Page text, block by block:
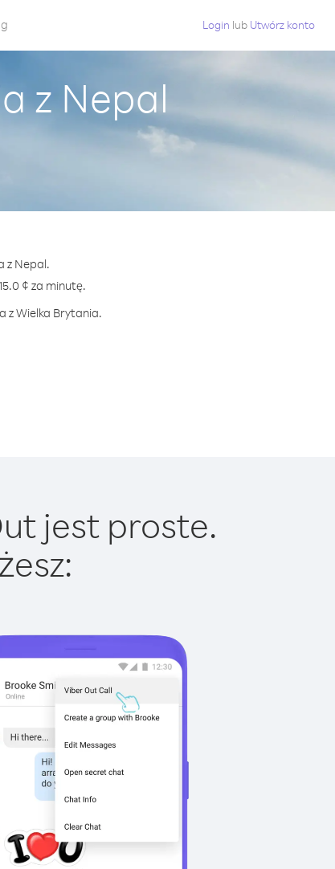
Login lub Utwórz konto
z Nepal
z Nepal.
¢ za minutę.
z Wielka Brytania.
jest proste.